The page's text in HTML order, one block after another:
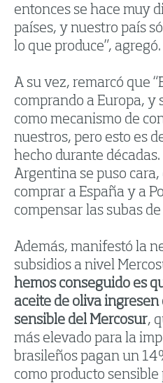
entonces se hace muy
países, y nuestro país
lo que produce”, agregó.
A su vez, remarcó que
comprando a Europa, y
como mecanismo de
nuestros, pero esto es
hecho durante décadas.
Argentina se puso
comprar a España y a
compensar las subas
Además, manifestó la
subsidios a nivel
hemos conseguido es
aceite de oliva ingresen
sensible del Mercosur,
más elevado para la
brasileños pagan un
como producto sensible